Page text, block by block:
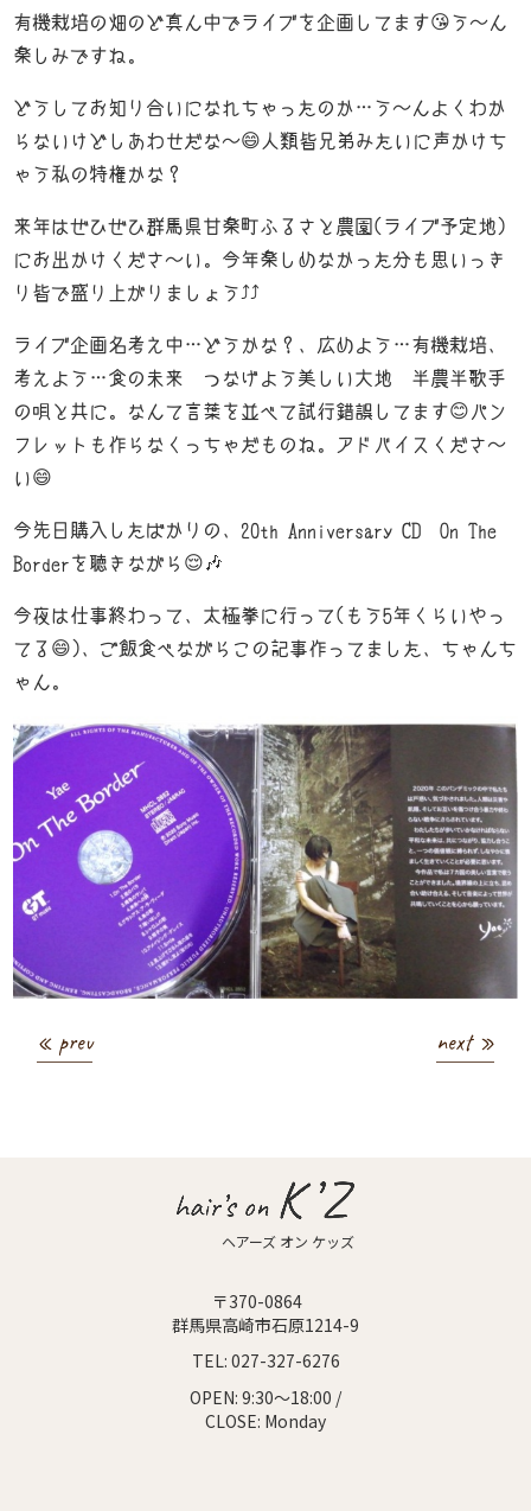
有機栽培の畑のど真ん中でライブを企画してます😘う～ん
楽しみですね。
どうしてお知り合いになれちゃったのか…う～んよくわか
らないけどしあわせだな～😄人類皆兄弟みたいに声かけち
ゃう私の特権かな？
来年はぜひぜひ群馬県甘楽町ふるさと農園(ライブ予定地)
にお出かけくださ～い。今年楽しめなかった分も思いっき
り皆で盛り上がりましょう⤴️⤴️
ライブ企画名考え中…どうかな？、広めよう…有機栽培、
考えよう…食の未来 つなげよう美しい大地 半農半歌手
の唄と共に。なんて言葉を並べて試行錯誤してます😊パン
フレットも作らなくっちゃだものね。アドバイスくださ～
い😄
今先日購入したばかりの、20th Anniversary CD On The
Borderを聴きながら😌🎶
今夜は仕事終わって、太極拳に行って(もう5年くらいやっ
てる😄)、ご飯食べながらこの記事作ってました、ちゃんち
ゃん。
« prev next »
ヘアーズ オン ケッズ
〒370-0864
群馬県高崎市石原1214-9
TEL: 027-327-6276
OPEN: 9:30～18:00 /
CLOSE: Monday